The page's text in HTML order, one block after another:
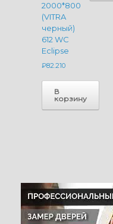
2000*800
(VITRA
черный)
612 WC
Eclipse
₽82.210
В
корзину